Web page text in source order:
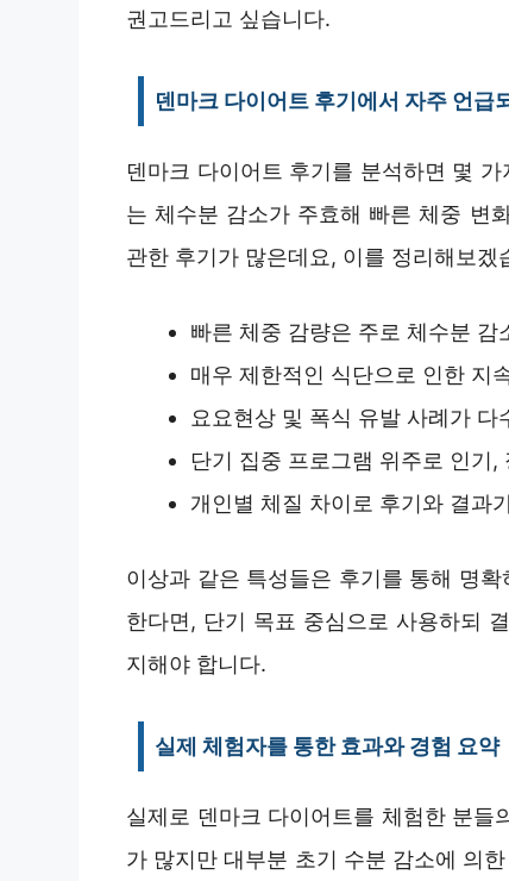
권고드리고 싶습니다.
덴마크 다이어트 후기에서 자주 언급
덴마크 다이어트 후기를 분석하면 몇
는 체수분 감소가 주효해 빠른 체중 변
관한 후기가 많은데요, 이를 정리해보겠
빠른 체중 감량은 주로 체수분 감
매우 제한적인 식단으로 인한 지
요요현상 및 폭식 유발 사례가 다
단기 집중 프로그램 위주로 인기,
개인별 체질 차이로 후기와 결과
이상과 같은 특성들은 후기를 통해 명
한다면, 단기 목표 중심으로 사용하되
지해야 합니다.
실제 체험자를 통한 효과와 경험 요약
실제로 덴마크 다이어트를 체험한 분
가 많지만 대부분 초기 수분 감소에 의